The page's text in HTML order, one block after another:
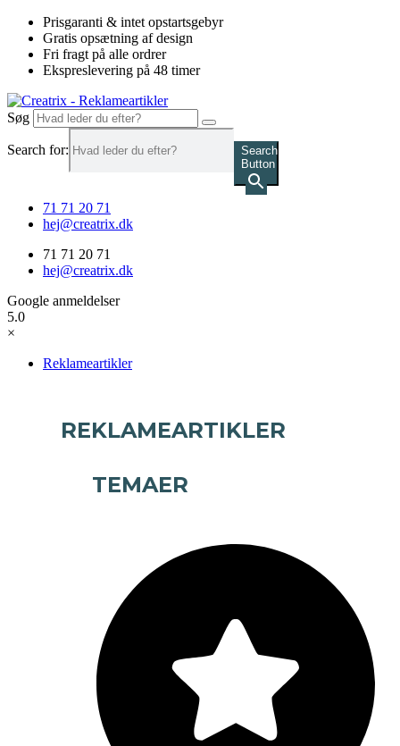
Videre
indhold
Prisgaranti & intet opstartsgebyr
Gratis opsætning af design
Fri fragt på alle ordrer
Ekspreslevering på 48 timer
Søg
Search for:
Search
Button
71 71 20 71
hej@creatrix.dk
71 71 20 71
hej@creatrix.dk
Google anmeldelser
5.0
×
Reklameartikler
REKLAMEARTIKLER
TEMAER